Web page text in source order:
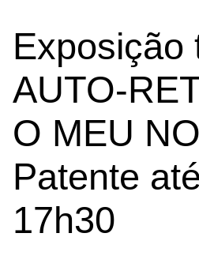
Exposição
AUTO-
O MEU
Patente
17h30